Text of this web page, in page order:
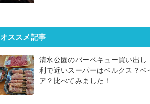
オススメ記事
清水公園のバーベキュー買い出し
利で近いスーパーはベルクス？ベ
ア？比べてみました！